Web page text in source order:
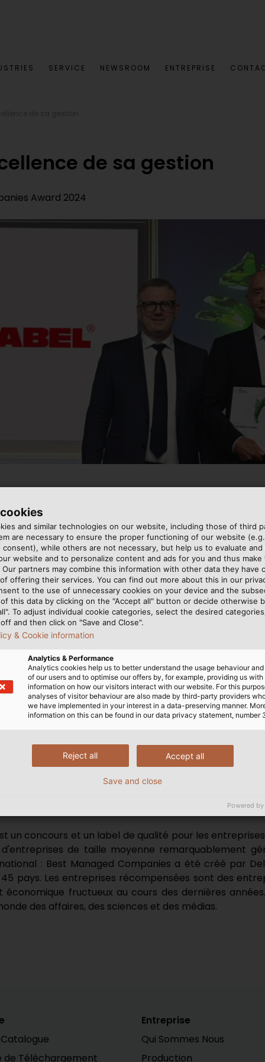
SERVICE NEWSROOM ENTREPRISE
de sa gestion
Award 2024
le spécialiste de la connectique électrique est lauréat
et de conseil Deloitte Private, la banque suisse
est considéré comme un label de qualité pour les
Managed Companies Award sont la
Dans ces catégories, HELUKABEL a su
fiers de cette distinction et de l'appréciation de
GmbH, dans le cadre de la remise des prix au
de notre entreprise, nous pouvons considérer une
chances dans un environnement en constante
comme la preuve que nous y sommes plutôt
Best Managed Company, qui se distingue par son
En outre, l'entreprise a la remarquable
les entreprises peuvent faire une grande
un concours et un label de qualité pour les
de taille moyenne remarquablement
: Best Managed Companies a été créé par
pays. Les entreprises récompensées sont des
fructueux au cours des dernières
des affaires, des sciences et des médias.
de Téléchargement
Entreprise
Qui Sommes Nous
Production
and similar technologies on our website, including those of third
are necessary to ensure the proper functioning of our website
consent), while others are not necessary, but help us to evaluate and
website and to personalize content and ads for you and thus make
partners may combine this information with other data they have
offering their services. You can find out more about this in our
to the use of unnecessary cookies on your device and the
this data by clicking on the "Accept all" button or decide otherwise
To adjust individual cookie categories, select the desired
and then click on "Save and Close".
& Cookie information
Analytics & Performance
Analytics cookies help us to better understand the usage behaviour
of our users and to optimise our offers by, for example, providing us with
information on how our visitors interact with our website. For this
analyses of visitor behaviour are also made by third-party providers
we have implemented in your interest in a data-preserving manner.
information on this can be found in our data privacy statement, number
Accept all
Reject all
Save and close
Powered by